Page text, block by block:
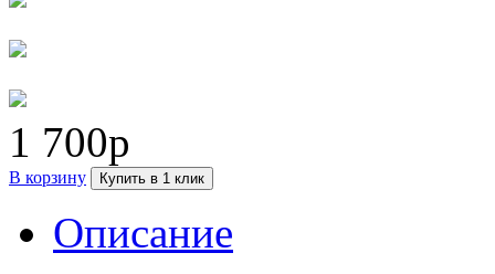
1 700р
В корзину Купить в 1 клик
Описание